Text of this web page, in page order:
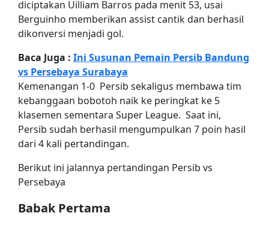
diciptakan Uilliam Barros pada menit 53, usai
Berguinho memberikan assist cantik dan berhasil
dikonversi menjadi gol.
Baca Juga : Ini Susunan Pemain Persib Bandung
vs Persebaya Surabaya
Kemenangan 1-0 Persib sekaligus membawa tim
kebanggaan bobotoh naik ke peringkat ke 5
klasemen sementara Super League. Saat ini,
Persib sudah berhasil mengumpulkan 7 poin hasil
dari 4 kali pertandingan.
Berikut ini jalannya pertandingan Persib vs
Persebaya
Babak Pertama